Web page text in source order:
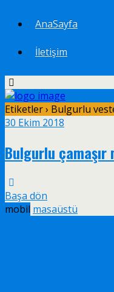
AnaSayfa
İletişim
Etiketler › Bulgurlu
30 Ekim 2018
Bulgurlu
Başa dön
mobil masaüstü